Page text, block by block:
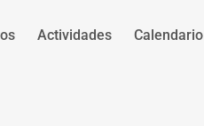
Actividades Calendario